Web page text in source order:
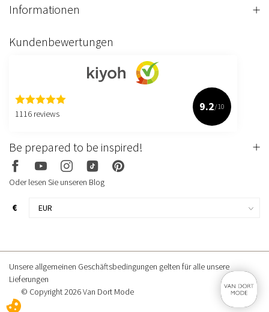
Informationen
Kundenbewertungen
1116 reviews
9.2/10
Be prepared to be inspired!
Oder lesen Sie unseren Blog
€
Unsere allgemeinen Geschäftsbedingungen gelten für alle unsere
Lieferungen
© Copyright 2026 Van Dort Mode